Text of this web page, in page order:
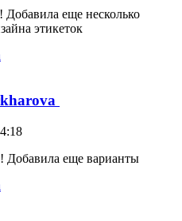
еще несколько
этикеток
Добавила еще варианты